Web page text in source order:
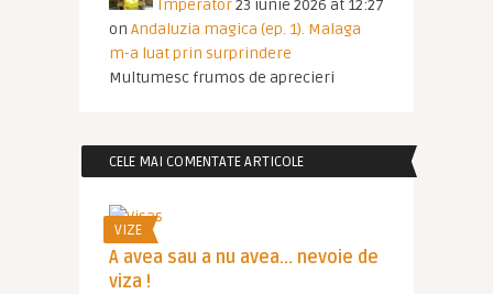
Imperator23 iunie 2026 at 12:27
on Andaluzia magica (ep. 1). Malaga
m-a luat prin surprindere
Multumesc frumos de aprecieri
CELE MAI COMENTATE ARTICOLE
VIZE
A avea sau a nu avea… nevoie de
viza !